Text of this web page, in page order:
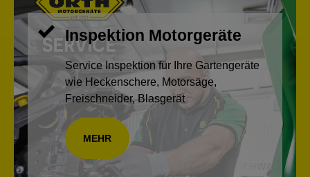
Inspektion Motorgeräte
Service Inspektion für Ihre Gartengeräte
wie Heckenschere, Motorsäge,
Freischneider, Blasgerät
MEHR